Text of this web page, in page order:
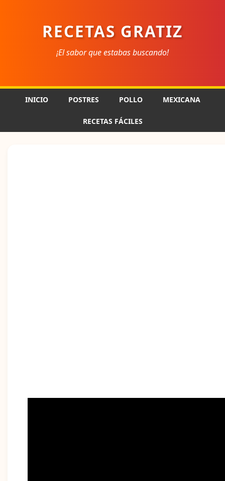
RECETAS GRATIZ
¡El sabor que estabas buscando!
INICIO POSTRES POLLO MEXICANA
RECETAS FÁCILES